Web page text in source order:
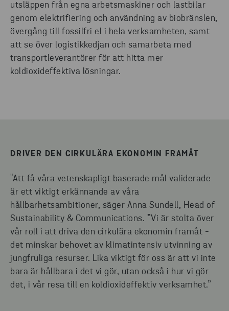
utsläppen från egna arbetsmaskiner och lastbilar
genom elektrifiering och användning av biobränslen,
övergång till fossilfri el i hela verksamheten, samt
att se över logistikkedjan och samarbeta med
transportleverantörer för att hitta mer
koldioxideffektiva lösningar.
DRIVER DEN CIRKULÄRA EKONOMIN FRAMÅT
"Att få våra vetenskapligt baserade mål validerade
är ett viktigt erkännande av våra
hållbarhetsambitioner, säger Anna Sundell, Head of
Sustainability & Communications. ”Vi är stolta över
vår roll i att driva den cirkulära ekonomin framåt -
det minskar behovet av klimatintensiv utvinning av
jungfruliga resurser. Lika viktigt för oss är att vi inte
bara är hållbara i det vi gör, utan också i hur vi gör
det, i vår resa till en koldioxideffektiv verksamhet.”